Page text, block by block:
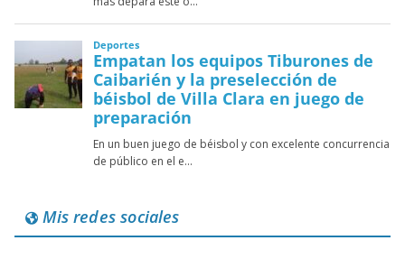
Mis redes sociales